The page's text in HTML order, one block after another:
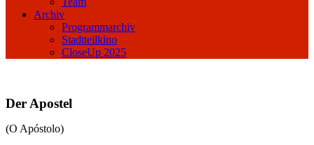
Archiv
Programmarchiv
Stadtteilkino
CloseUp 2025
Der Apostel
(O Apóstolo)